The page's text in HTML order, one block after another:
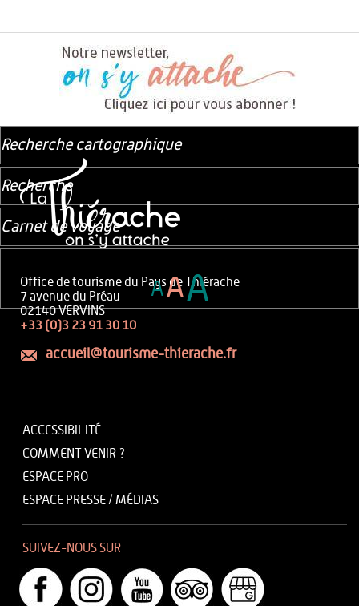
Office de tourisme du Pays de Thiérache
7 avenue du Préau
02140 VERVINS
+33 (0)3 23 91 30 10
accueil@tourisme-thierache.fr
ACCESSIBILITÉ
COMMENT VENIR ?
ESPACE PRO
ESPACE PRESSE / MÉDIAS
SUIVEZ-NOUS SUR
Recherche cartographique
Recherche
Carnet de voyage
AAA